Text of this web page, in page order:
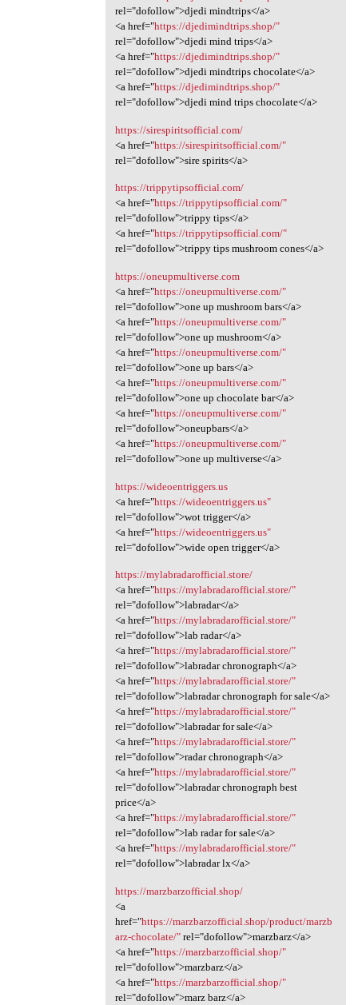
rel="dofollow">djedi mindtrips</a>
<a href="https://djedimindtrips.shop/"
rel="dofollow">djedi mind trips</a>
<a href="https://djedimindtrips.shop/"
rel="dofollow">djedi mindtrips chocolate</a>
<a href="https://djedimindtrips.shop/"
rel="dofollow">djedi mind trips chocolate</a>
https://sirespiritsofficial.com/
<a href="https://sirespiritsofficial.com/"
rel="dofollow">sire spirits</a>
https://trippytipsofficial.com/
<a href="https://trippytipsofficial.com/"
rel="dofollow">trippy tips</a>
<a href="https://trippytipsofficial.com/"
rel="dofollow">trippy tips mushroom cones</a>
https://oneupmultiverse.com
<a href="https://oneupmultiverse.com/"
rel="dofollow">one up mushroom bars</a>
<a href="https://oneupmultiverse.com/"
rel="dofollow">one up mushroom</a>
<a href="https://oneupmultiverse.com/"
rel="dofollow">one up bars</a>
<a href="https://oneupmultiverse.com/"
rel="dofollow">one up chocolate bar</a>
<a href="https://oneupmultiverse.com/"
rel="dofollow">oneupbars</a>
<a href="https://oneupmultiverse.com/"
rel="dofollow">one up multiverse</a>
https://wideoentriggers.us
<a href="https://wideoentriggers.us"
rel="dofollow">wot trigger</a>
<a href="https://wideoentriggers.us"
rel="dofollow">wide open trigger</a>
https://mylabradarofficial.store/
<a href="https://mylabradarofficial.store/"
rel="dofollow">labradar</a>
<a href="https://mylabradarofficial.store/"
rel="dofollow">lab radar</a>
<a href="https://mylabradarofficial.store/"
rel="dofollow">labradar chronograph</a>
<a href="https://mylabradarofficial.store/"
rel="dofollow">labradar chronograph for sale</a>
<a href="https://mylabradarofficial.store/"
rel="dofollow">labradar for sale</a>
<a href="https://mylabradarofficial.store/"
rel="dofollow">radar chronograph</a>
<a href="https://mylabradarofficial.store/"
rel="dofollow">labradar chronograph best
price</a>
<a href="https://mylabradarofficial.store/"
rel="dofollow">lab radar for sale</a>
<a href="https://mylabradarofficial.store/"
rel="dofollow">labradar lx</a>
https://marzbarzofficial.shop/
<a
href="https://marzbarzofficial.shop/product/marzb
arz-chocolate/"rel="dofollow">marzbarz</a>
<a href="https://marzbarzofficial.shop/"
rel="dofollow">marzbarz</a>
<a href="https://marzbarzofficial.shop/"
rel="dofollow">marz barz</a>